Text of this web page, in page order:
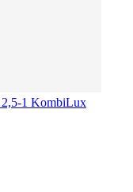
1 KombiLux